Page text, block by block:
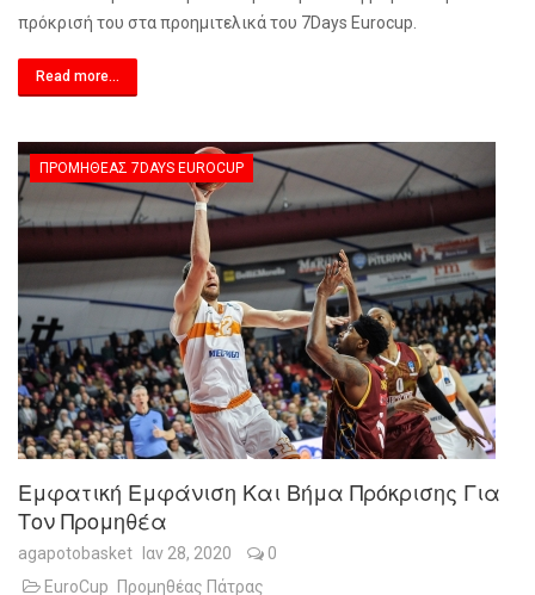
πρόκρισή του στα προημιτελικά του 7Days Eurocup
Read more...
ΠΡΟΜΗΘΈΑΣ 7DAYS EUROCUP
Εμφατική Εμφάνιση Και Βήμα Πρόκρισης Για
Τον Προμηθέα
agapotobasket Ιαν 28, 2020
0
EuroCup
Προμηθέας Πάτρας